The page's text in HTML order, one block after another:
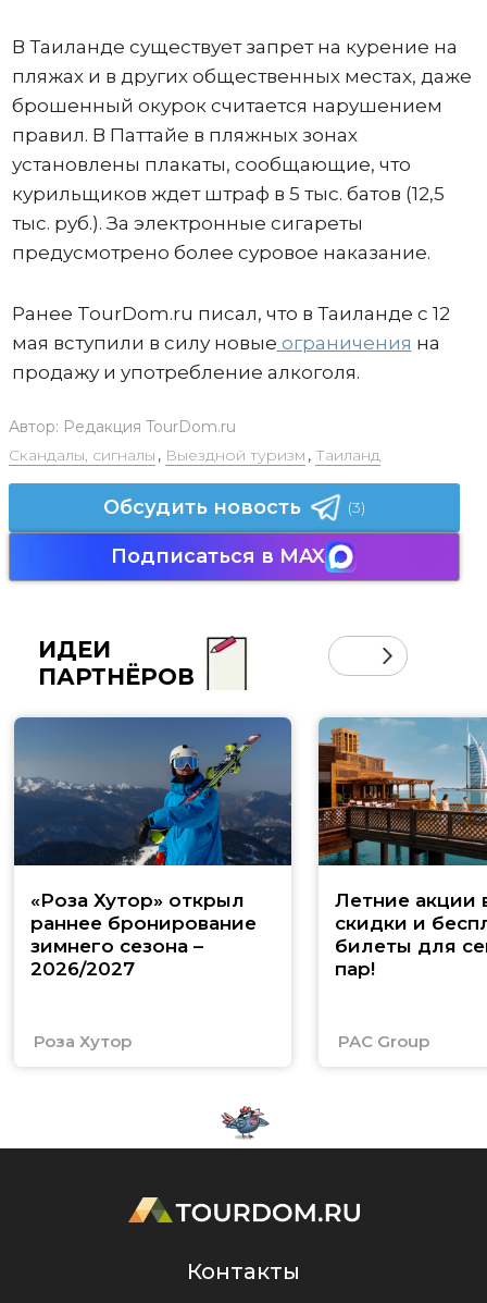
В Таиланде существует запрет на курение на
пляжах и в других общественных местах, даже
брошенный окурок считается нарушением
правил. В Паттайе в пляжных зонах
установлены плакаты, сообщающие, что
курильщиков ждет штраф в 5 тыс. батов (12,5
тыс. руб.). За электронные сигареты
предусмотрено более суровое наказание.
Ранее TourDom.ru писал, что в Таиланде с 12
мая вступили в силу новые ограничения на
продажу и употребление алкоголя.
Автор: Редакция TourDom.ru
Скандалы, сигналы , Выездной туризм , Таиланд
Обсудить новость (3)
Подписаться в MAX
ИДЕИ
ПАРТНЁРОВ
«Роза Хутор» открыл
раннее бронирование
зимнего сезона –
2026/2027
Роза Хутор
Летние акции
скидки и
билеты для
пар!
PAC Group
Контакты